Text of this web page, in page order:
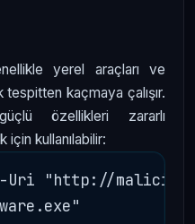
yerel araçları ve
tespitten kaçmaya çalışır.
özellikleri zararlı
kullanılabilir:
-Uri "http://